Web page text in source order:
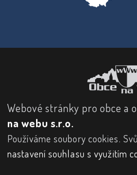
Webové stránky pro obce a
na webu s.r.o.
Používáme soubory cookies.
nastavení souhlasu s využitím